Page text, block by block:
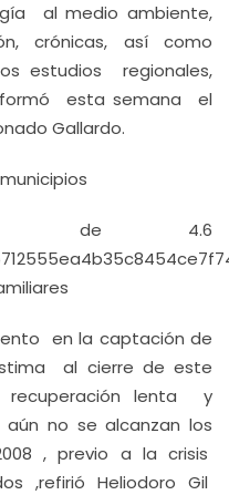
al medio ambiente,
crónicas, así como
estudios regionales,
esta semana el
Gallardo.
de 4.6
en la captación de
al cierre de este
lenta y
no se alcanzan los
, previo a la crisis
,refirió Heliodoro Gil